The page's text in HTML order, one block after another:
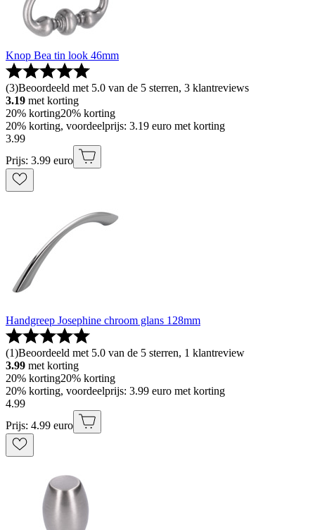
Knop Bea tin look 46mm
(3)Beoordeeld met 5.0 van de 5 sterren, 3 klantreviews
3.19 met korting
20% korting20% korting
20% korting, voordeelprijs: 3.19 euro met korting
3.99
Prijs: 3.99 euro
Handgreep Josephine chroom glans 128mm
(1)Beoordeeld met 5.0 van de 5 sterren, 1 klantreview
3.99 met korting
20% korting20% korting
20% korting, voordeelprijs: 3.99 euro met korting
4.99
Prijs: 4.99 euro